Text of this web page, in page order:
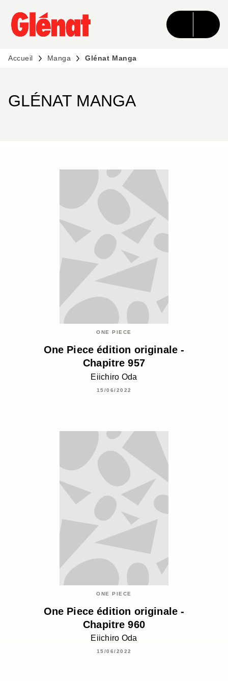
MENU RECHERCHE CONTENU
PIED DE PAGE
Accueil Manga Glénat Manga
GLÉNAT MANGA
ONE PIECE
One Piece édition originale -
Chapitre 957
Eiichiro Oda
15/06/2022
ONE PIECE
One Piece édition originale -
Chapitre 960
Eiichiro Oda
15/06/2022